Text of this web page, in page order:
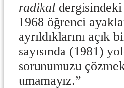
radikal dergisindeki
1968 öğrenci
ayrıldıklarını
sayısında (1981)
sorunumuzu
umamayız.”